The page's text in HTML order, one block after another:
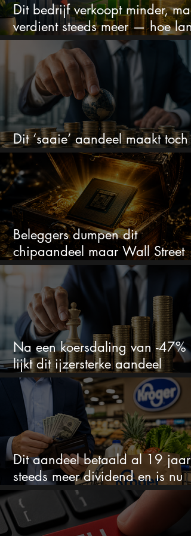
Dit bedrijf verkoopt minder,
verdient steeds meer — hoe
kan dit sprookje doorgaan?
Dit ‘saaie’ aandeel maakt toch
bizar veel winst
Beleggers dumpen dit
chipaandeel maar Wall Street
ziet een zeldzame koopkans
Na een koersdaling van -47%
lijkt dit ijzersterke aandeel
aantrekkelijker dan ooit
Dit aandeel betaald al 19 jaar
steeds meer dividend en is nu
goedkoop